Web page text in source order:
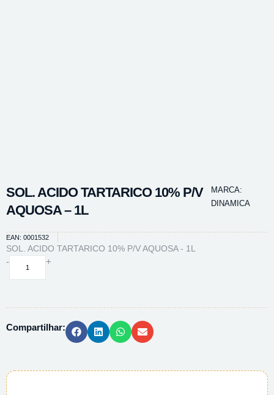
SOL. ACIDO TARTARICO 10% P/V
AQUOSA – 1L
MARCA:
DINAMICA
EAN: 0001532
SOL. ACIDO TARTARICO 10% P/V AQUOSA - 1L
-
SOL.
AQUOSA
quantidade
+
Compartilhar: